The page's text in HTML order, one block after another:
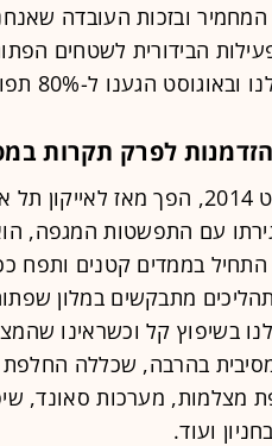
המחמיר ובזכות העובדה
הבידורית לשטחים
הזדמנות לפרק תקרות
מלון נורמן, שנחנך באוגוסט 2014,
עם התפשטות המגפה, הוא
בממדים קטנים ותפח
מתבקשים במלון
בשיפוץ קל וכשראינו
מסיבית בהרבה, שכללה
מצלמות, מערכות סאונד,
ועוד.